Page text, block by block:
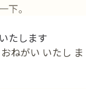
下。
たします
ねがい いたし ま